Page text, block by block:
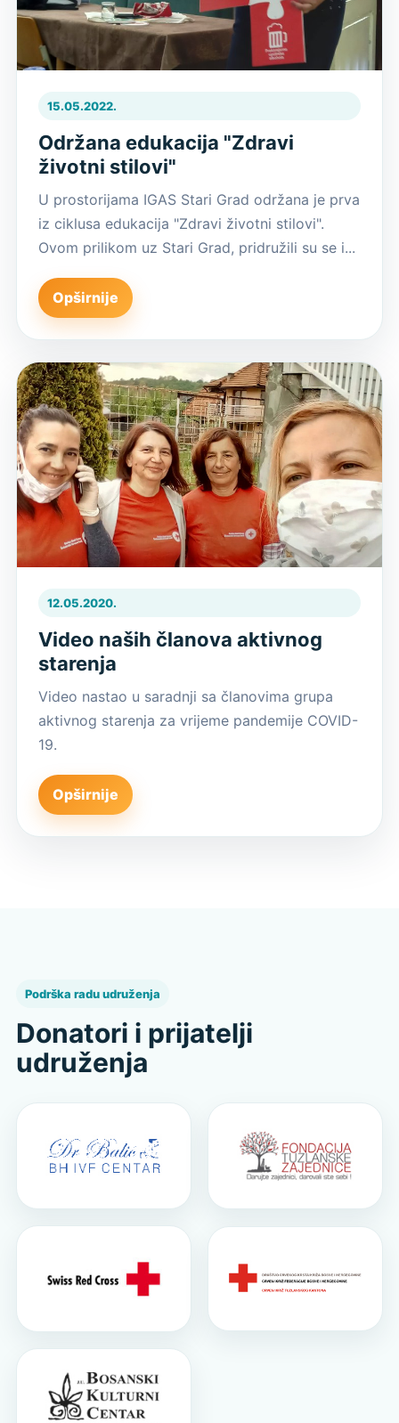
15.05.2022.
Održana edukacija "Zdravi
životni stilovi"
U prostorijama IGAS Stari Grad održana je prva
iz ciklusa edukacija "Zdravi životni stilovi".
Ovom prilikom uz Stari Grad, pridružili su se i...
Opširnije
12.05.2020.
Video naših članova aktivnog
starenja
Video nastao u saradnji sa članovima grupa
aktivnog starenja za vrijeme pandemije COVID-
19.
Opširnije
Podrška radu udruženja
Donatori i prijatelji
udruženja